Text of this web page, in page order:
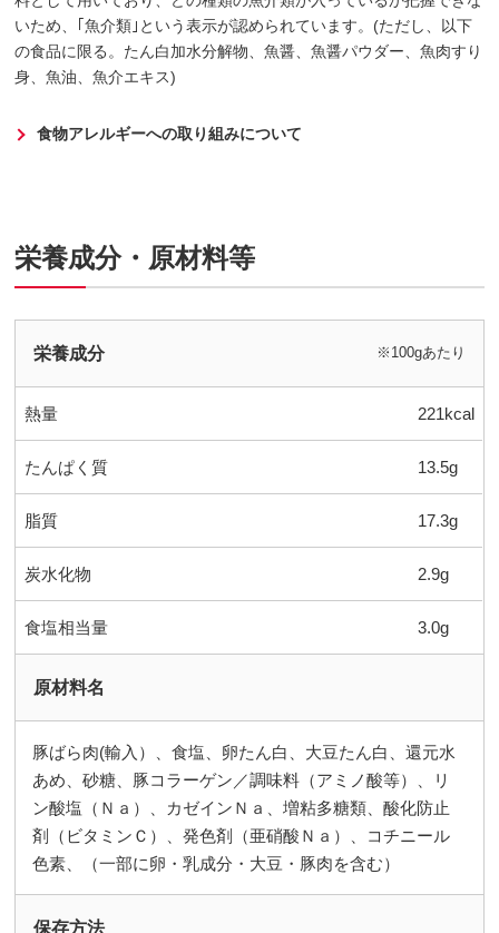
いため、｢魚介類｣という表示が認められています。(ただし、以下
の食品に限る。たん白加水分解物、魚醤、魚醤パウダー、魚肉すり
身、魚油、魚介エキス)
食物アレルギーへの取り組みについて
栄養成分・原材料等
栄養成分 ※100gあたり
熱量 221kcal
たんぱく質 13.5g
脂質 17.3g
炭水化物 2.9g
食塩相当量 3.0g
原材料名
豚ばら肉(輸入）、食塩、卵たん白、大豆たん白、還元水
あめ、砂糖、豚コラーゲン／調味料（アミノ酸等）、リ
ン酸塩（Ｎａ）、カゼインＮａ、増粘多糖類、酸化防止
剤（ビタミンＣ）、発色剤（亜硝酸Ｎａ）、コチニール
色素、（一部に卵・乳成分・大豆・豚肉を含む）
保存方法